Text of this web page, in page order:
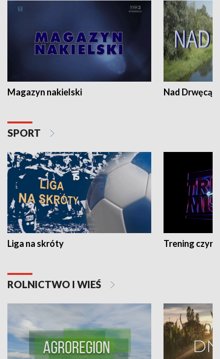
Magazyn nakielski Nad Drwęcą
SPORT
Liga na skróty Trening czyni
ROLNICTWO I WIEŚ